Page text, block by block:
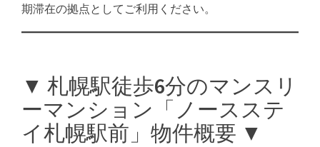
期滞在の拠点としてご利用ください。
▼ 札幌駅徒歩6分のマンスリ
ーマンション「ノースステ
イ札幌駅前」物件概要 ▼